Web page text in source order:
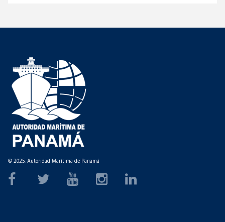
© 2025. Autoridad Marítima de Panamá